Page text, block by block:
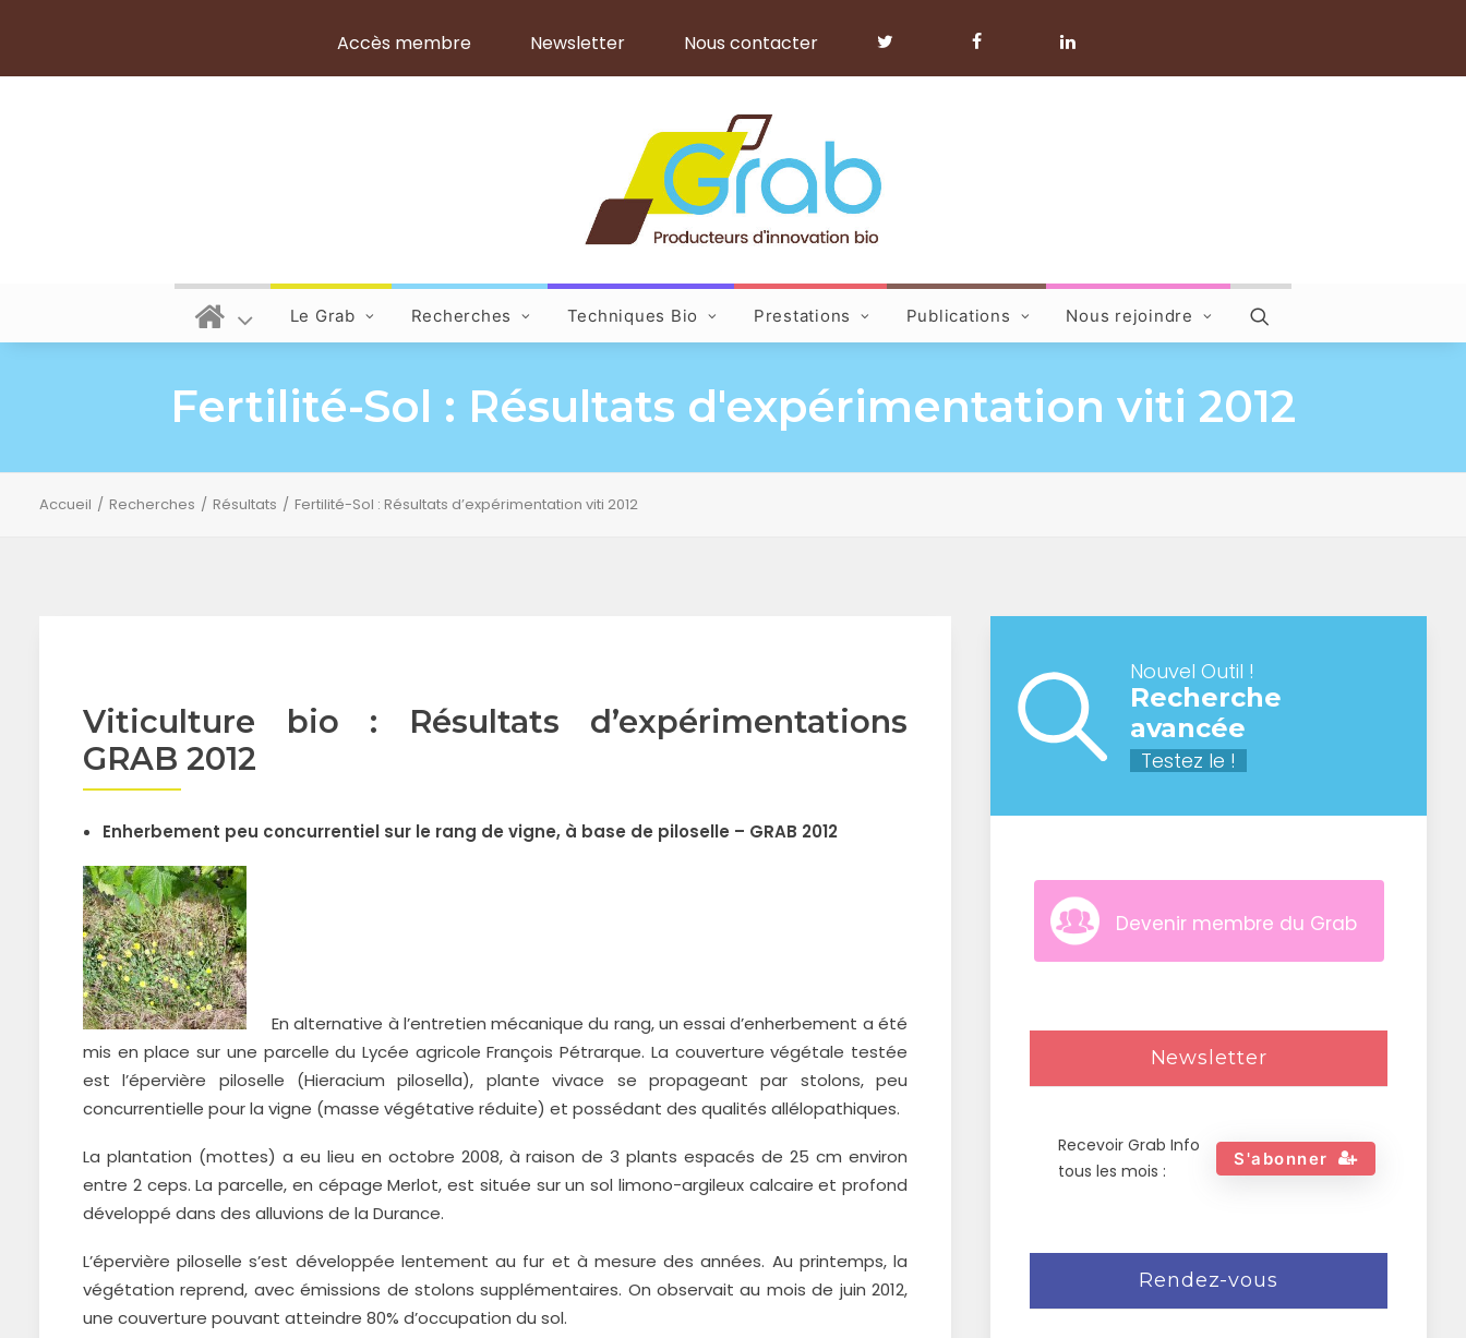
Accès membre Newsletter Nous contacter
Le Grab Recherches Techniques Bio Prestations Publications Nous rejoindre
Fertilité-Sol : Résultats d'expérimentation viti 2012
Accueil Recherches Résultats Fertilité-Sol : Résultats d’expérimentation viti 2012
Viticulture bio : Résultats d’expérimentations
GRAB 2012
Enherbement peu concurrentiel sur le rang de vigne, à base de piloselle – GRAB 2012
En alternative à l’entretien mécanique du rang, un essai d’enherbement a été
mis en place sur une parcelle du Lycée agricole François Pétrarque. La couverture végétale testée
est l’épervière piloselle (Hieracium pilosella), plante vivace se propageant par stolons, peu
concurrentielle pour la vigne (masse végétative réduite) et possédant des qualités allélopathiques.
La plantation (mottes) a eu lieu en octobre 2008, à raison de 3 plants espacés de 25 cm environ
entre 2 ceps. La parcelle, en cépage Merlot, est située sur un sol limono-argileux calcaire et profond
développé dans des alluvions de la Durance.
L’épervière piloselle s’est développée lentement au fur et à mesure des années. Au printemps, la
végétation reprend, avec émissions de stolons supplémentaires. On observait au mois de juin 2012,
une couverture pouvant atteindre 80% d’occupation du sol.
Nouvel Outil !
Recherche
avancée
Testez le !
Devenir membre du Grab
Newsletter
Recevoir Grab Info
tous les mois :
S'abonner
Rendez-vous